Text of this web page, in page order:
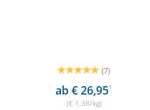
(7)
ab € 26,951
(€ 1,38/kg)